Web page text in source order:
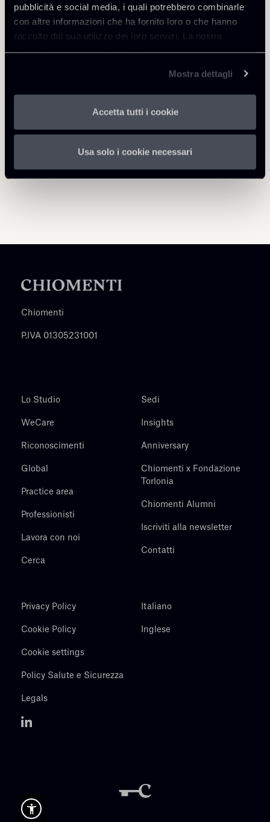
pubblicità e social media, i quali potrebbero combinarle
con altre informazioni che ha fornito loro o che hanno
raccolto dal suo utilizzo dei loro servizi. La nostra
informativa privacy è disponibilequi.
Mostra dettagli
Accetta tutti i cookie
Usa solo i cookie necessari
Torna agli Insights
Chiomenti
P.IVA 01305231001
Lo Studio
WeCare
Riconoscimenti
Global
Practice area
Professionisti
Lavora con noi
Cerca
Sedi
Insights
Anniversary
Chiomenti x Fondazione
Torlonia
Chiomenti Alumni
Iscriviti alla newsletter
Contatti
Privacy Policy
Cookie Policy
Cookie settings
Policy Salute e Sicurezza
Legals
Italiano
Inglese